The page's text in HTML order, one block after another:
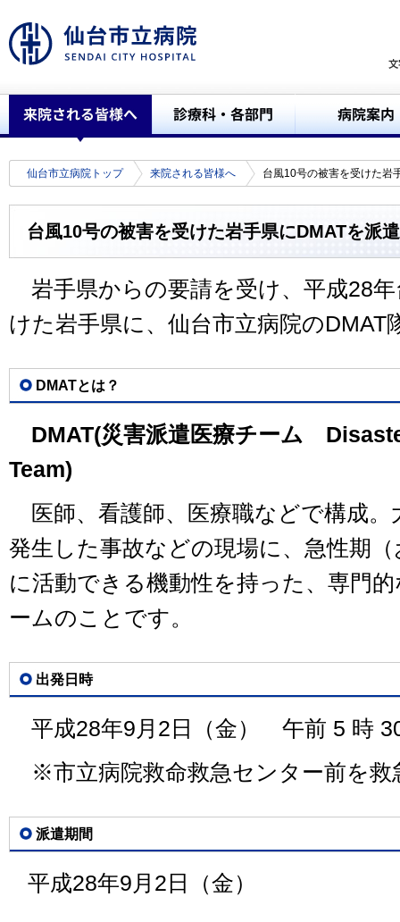
仙台市立病院トップ 来院される皆様へ 台風10号の被害を受けた岩
台風10号の被害を受けた岩手県にDMATを派
岩手県からの要請を受け、平成28
けた岩手県に、仙台市立病院のDMAT
DMATとは？
DMAT(災害派遣医療チーム
Team)
医師、看護師、医療職などで構成。
発生した事故などの現場に、急性期
に活動できる機動性を持った、専門
ームのことです。
出発日時
平成28年9月2日（金） 午前 5 時
※市立病院救命救急センター前を救
派遣期間
平成28年9月2日（金）